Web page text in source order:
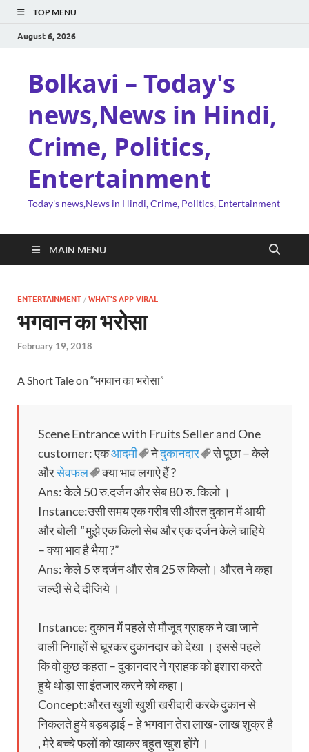
TOP MENU
August 6, 2026
Bolkavi – Today's
news,News in Hindi,
Crime, Politics,
Entertainment
Today's news,News in Hindi, Crime, Politics, Entertainment
MAIN MENU
ENTERTAINMENT / WHAT'S APP VIRAL
भगवान का भरोसा
February 19, 2018
A Short Tale on “भगवान का भरोसा”
Scene Entrance with Fruits Seller and One
customer: एकआदमी नेदुकानदार
से पूछा – केले
औरसेवफल
क्या भाव लगाऐ हैं ?
Ans: केले 50 रु.दर्जन और सेब 80 रु. किलो ।
Instance:उसी समय एक गरीब सी औरत दुकान में आयी
और बोली “मुझे एक किलो सेब और एक दर्जन केले चाहिये
– क्या भाव है भैया ?”
Ans: केले 5 रु दर्जन और सेब 25 रु किलो। औरत ने कहा
जल्दी से दे दीजिये ।
Instance: दुकान में पहले से मौजूद ग्राहक ने खा जाने
वाली निगाहों से घूरकर दुकानदार को देखा । इससे पहले
कि वो कुछ कहता – दुकानदार ने ग्राहक को इशारा करते
हुये थोड़ा सा इंतजार करने को कहा।
Concept:औरत खुशी खुशी खरीदारी करके दुकान से
निकलते हुये बड़बड़ाई – हे भगवान तेरा लाख- लाख शुक्र है
, मेरे बच्चे फलों को खाकर बहुत खुश होंगे ।